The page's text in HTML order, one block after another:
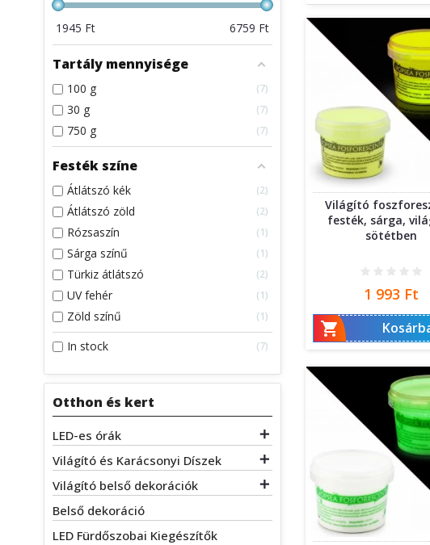
1945 Ft 6759 Ft
Tartály mennyisége
100 g 7
30 g 7
750 g 7
Festék színe
Átlátszó kék 2
Átlátszó zöld 2
Rózsaszín 1
Sárga színű 1
Türkiz átlátszó 2
UV fehér 1
Zöld színű 1
In stock 7
Otthon és kert
LED-es órák 
Világító és Karácsonyi Díszek 
Világító belső dekorációk 
Belső dekoráció
LED Fürdőszobai Kiegészítők
Világító
festék, sárga,
sötétben
Ár
1 993 Ft
